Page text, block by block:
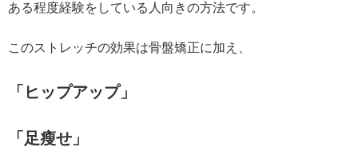
ある程度経験をしている人向きの方法です。
このストレッチの効果は骨盤矯正に加え、
「ヒップアップ」
「足瘦せ」